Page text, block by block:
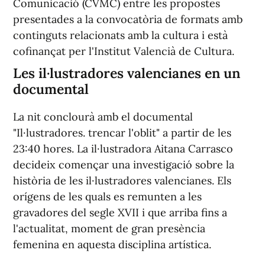
Comunicació (CVMC) entre les propostes
presentades a la convocatòria de formats amb
continguts relacionats amb la cultura i està
cofinançat per l'Institut Valencià de Cultura.
Les il·lustradores valencianes en un
documental
La nit conclourà amb el documental
"Il·lustradores. trencar l'oblit" a partir de les
23:40 hores. La il·lustradora Aitana Carrasco
decideix començar una investigació sobre la
història de les il·lustradores valencianes. Els
orígens de les quals es remunten a les
gravadores del segle XVII i que arriba fins a
l'actualitat, moment de gran presència
femenina en aquesta disciplina artística.